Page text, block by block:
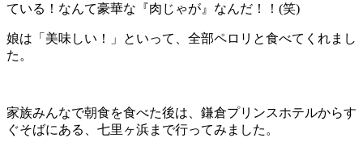
ている！なんて豪華な『肉じゃが』なんだ！！(笑)
娘は「美味しい！」といって、全部ペロリと食べてくれまし
た。
家族みんなで朝食を食べた後は、鎌倉プリンスホテルからす
ぐそばにある、七里ヶ浜まで行ってみました。